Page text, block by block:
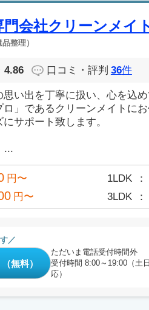
会社クリーンメイ
整理）
4.86 口コミ・評判 36件
い出を丁寧に扱い、心を込め
ロ」であるクリーンメイトに
サポート致します。
...
円〜 1LDK
円〜 3LDK
（無料）
ただいま電話受付時間外
受付時間 8:00～19:00（土
応）